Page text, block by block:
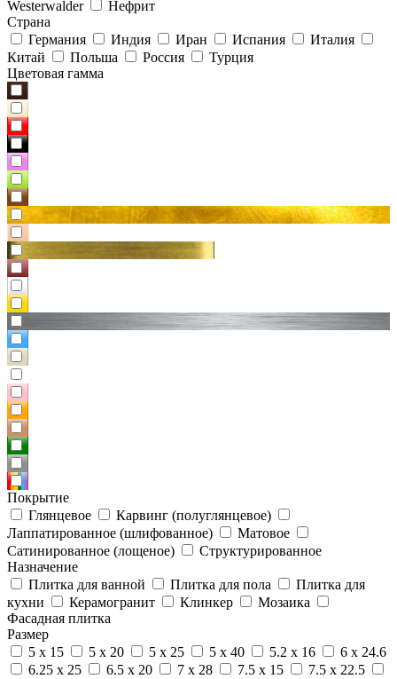
Westerwalder
Нефрит
Страна
Германия
Индия Иран Испания
Италия
Китай
Польша Россия
Турция
Цветовая гамма
Покрытие
Глянцевое
Карвинг (полуглянцевое)
Лаппатированное (шлифованное)
Матовое
Сатинированное (лощеное)
Структурированное
Назначение
Плитка для ванной
Плитка для пола
Плитка для
кухни
Керамогранит Клинкер
Мозаика
Фасадная плитка
Размер
5 x 15
5 x 20 5 x 25 5 x 40 5.2 x 16
6 x 24.6
6.25 x 25
6.5 x 20 7 x 28 7.5 x 15
7.5 x 22.5